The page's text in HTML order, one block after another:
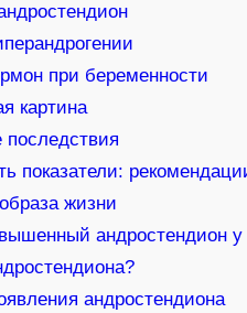
при беременности
картина
показатели:
жизни
андростендион
андростендиона